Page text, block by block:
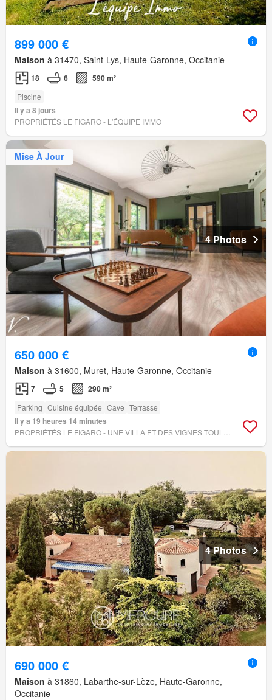
899 000 €
Maison à 31470, Saint-Lys, Haute-Garonne, Occitanie
18 6 590 m²
Piscine
Il y a 8 jours
PROPRIÉTÉS LE FIGARO - L'ÉQUIPE IMMO
Mise À Jour
4 Photos
650 000 €
Maison à 31600, Muret, Haute-Garonne, Occitanie
7 5 290 m²
Parking Cuisine équipée Cave Terrasse
Il y a 19 heures 14 minutes
4 Photos
690 000 €
Maison à 31860, Labarthe-sur-Lèze, Haute-Garonne,
Occitanie